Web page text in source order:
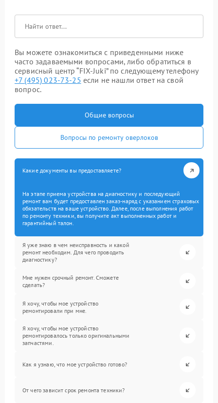
Вы можете ознакомиться с приведенными ниже
часто задаваемыми вопросами, либо обратиться в
сервисный центр “FIX-Juki” по следующему телефону
+7 (495) 023-73-25 если не нашли ответ на свой
вопрос.
Общие вопросы
Вопросы по ремонту оверлоков
Какие документы вы предоставляете?
На этапе приема устройства на диагностику и последующий
ремонт вам будет предоставлен заказ-наряд с указанием страховых
обязательств на ваше устройство. Далее, после выполнения работ
по ремонту техники, вы получите акт выполненных работ и
гарантийный талон.
Я уже знаю в чем неисправность и какой
ремонт необходим. Для чего проводить
диагностику?
Мне нужен срочный ремонт. Сможете
сделать?
Я хочу, чтобы мое устройство
ремонтировали при мне.
Я хочу, чтобы мое устройство
ремонтировалось только оригинальными
запчастями.
Как я узнаю, что мое устройство готово?
От чего зависит срок ремонта техники?